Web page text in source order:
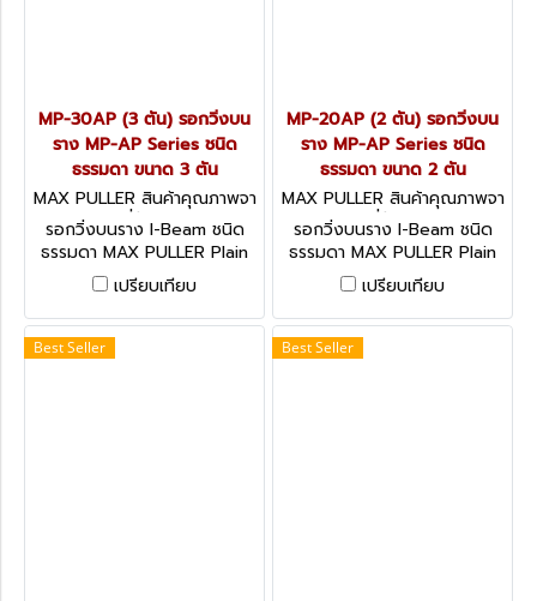
MP-30AP (3 ตัน) รอกวิ่งบน
ราง MP-AP Series ชนิด
ธรรมดา ขนาด 3 ตัน
MAX PULLER สินค้าคุณภาพจา
กประเทศญี่ปุ่น MP-30AP
รอกวิ่งบนราง I-Beam ชนิด
ธรรมดา MAX PULLER Plain
Trolley
เปรียบเทียบ
MP-20AP (2 ตัน) รอกวิ่งบน
ราง MP-AP Series ชนิด
ธรรมดา ขนาด 2 ตัน
MAX PULLER สินค้าคุณภาพจา
กประเทศญี่ปุ่น MP-20AP
รอกวิ่งบนราง I-Beam ชนิด
ธรรมดา MAX PULLER Plain
Trolley
เปรียบเทียบ
Best Seller Best Seller